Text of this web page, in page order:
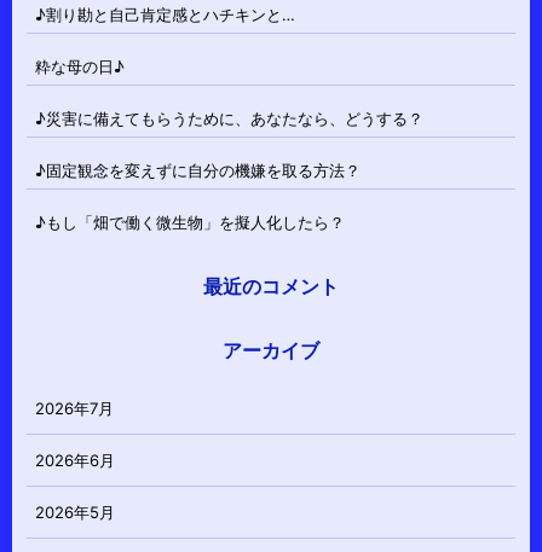
♪割り勘と自己肯定感とハチキンと…
粋な母の日♪
♪災害に備えてもらうために、あなたなら、どうする？
♪固定観念を変えずに自分の機嫌を取る方法？
♪もし「畑で働く微生物」を擬人化したら？
最近のコメント
アーカイブ
2026年7月
2026年6月
2026年5月